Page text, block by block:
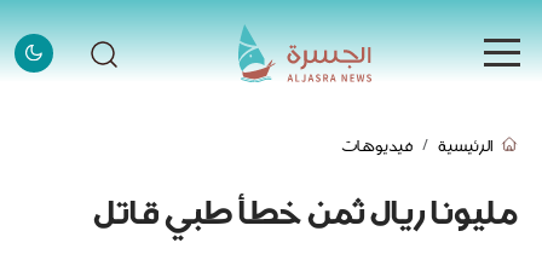
الرئيسية
الأخبار
الأخبار
الرئيسية فيديوهات
مليونا ريال ثمن خطأ طبي قاتل